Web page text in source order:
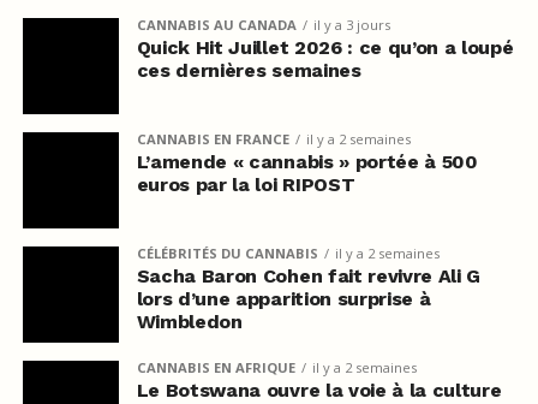
CANNABIS AU CANADA il y a 3 jours
Quick Hit Juillet 2026 : ce qu’on a loupé
ces dernières semaines
CANNABIS EN FRANCE il y a 2 semaines
L’amende « cannabis » portée à 500
euros par la loi RIPOST
CÉLÉBRITÉS DU CANNABIS il y a 2 semaines
Sacha Baron Cohen fait revivre Ali G
lors d’une apparition surprise à
Wimbledon
CANNABIS EN AFRIQUE il y a 2 semaines
Le Botswana ouvre la voie à la culture